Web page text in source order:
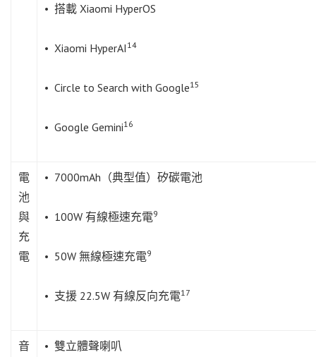
• 搭載 Xiaomi HyperOS
• Xiaomi HyperAI 14
• Circle to Search with Google15
• Google Gemini16
電
池
與
充
電
• 7000mAh（典型值）矽碳電池
• 100W 有線極速充電9
• 50W 無線極速充電9
• 支援 22.5W 有線反向充電17
音
• 雙立體聲喇叭